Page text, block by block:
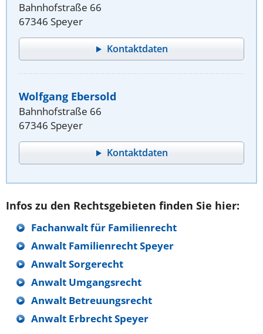
Bahnhofstraße 66
67346 Speyer
Kontaktdaten
Wolfgang Ebersold
Bahnhofstraße 66
67346 Speyer
Kontaktdaten
Infos zu den Rechtsgebieten finden Sie hier:
Fachanwalt für Familienrecht
Anwalt Familienrecht Speyer
Anwalt Sorgerecht
Anwalt Umgangsrecht
Anwalt Betreuungsrecht
Anwalt Erbrecht Speyer